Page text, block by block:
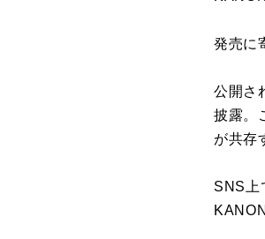
発売に
公開さ
披露。
が共存
SNS上